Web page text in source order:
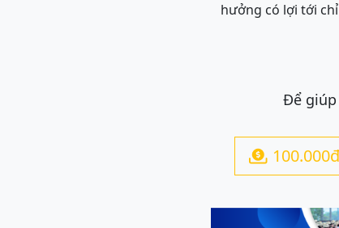
hưởng có lợi tới
Để
 100.000đ